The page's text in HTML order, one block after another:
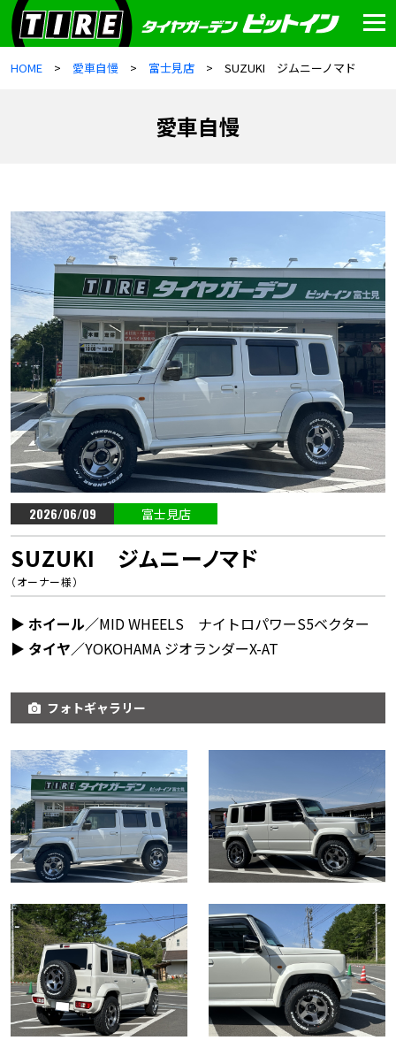
HOME 愛車自慢 富士見店 SUZUKI ジムニーノマド
愛車自慢
2026/06/09 富士見店
SUZUKI ジムニーノマド
（オーナー様）
▶︎ ホイール／MID WHEELS ナイトロパワーS5ベクター
▶︎ タイヤ／YOKOHAMA ジオランダーX-AT
フォトギャラリー